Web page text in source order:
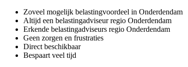
Zoveel mogelijk belastingvoordeel in Onderdendam
Altijd een belastingadviseur regio Onderdendam
Erkende belastingadviseurs regio Onderdendam
Geen zorgen en frustraties
Direct beschikbaar
Bespaart veel tijd